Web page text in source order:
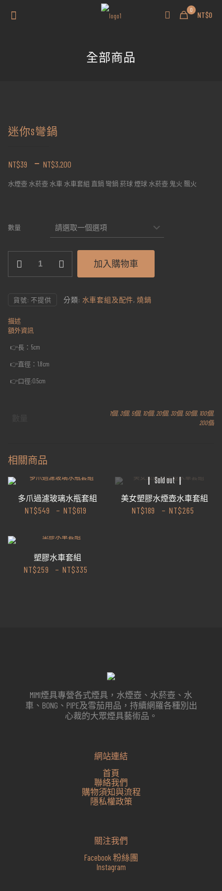
0
NT$0
全部商品
迷你s彎鍋
NT$39 – NT$3,200
水煙壺 水菸壺 水車 水車套組 直鍋 彎鍋 菸球 煙球 水菸壺 鬼火 飄火
數量
加入購物車
貨號: 不提供 分類: 水車套組及配件, 燒鍋
描述
額外資訊
👉長：5cm
👉直徑：1.8cm
👉口徑:0.5cm
1個, 3個, 5個, 10個, 20個, 30個, 50個, 100個,
200個
相關商品
多爪過濾玻璃水瓶套組
NT$549 – NT$619
Sold out
美女塑膠水煙壺水車套組
NT$189 – NT$265
塑膠水車套組
NT$259 – NT$335
MIMI煙具專營各式煙具，水煙壺、水菸壺、水
車、BONG、PIPE及雪茄用品，持續網羅各種別出
心裁的大眾煙具藝術品。
網站連結
首頁
聯絡我們
購物須知與流程
隱私權政策
關注我們
Facebook 粉絲團
Instagram